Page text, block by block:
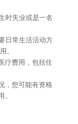
时失业或是一名
日常生活活动方
。
疗费用，包括住
，您可能有资格